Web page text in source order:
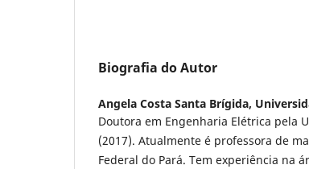
Biografia do Autor
Angela Costa Santa Brígida,
Doutora em Engenharia Elétrica pela
(2017). Atualmente é professora de
Federal do Pará. Tem experiência na